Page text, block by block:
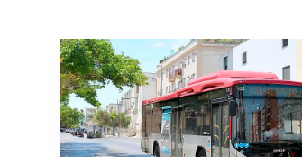
Publicidad
en
autobuses
Jerez,
tu